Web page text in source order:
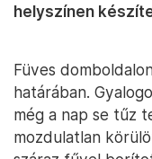
helyszínen
Füves
határában.
még a nap se tűz
mozdulatlan